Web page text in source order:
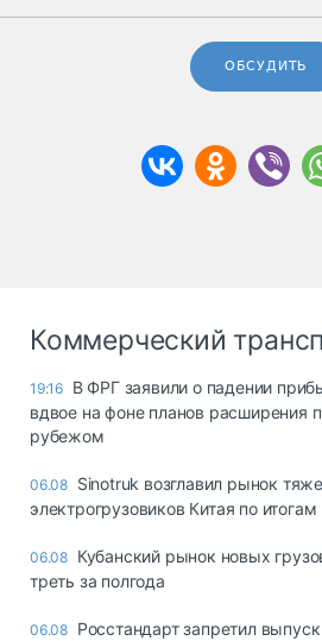
ОБСУДИТЬ
Коммерческий
19:16 В ФРГ заявили о падении
вдвое на фоне планов расширения
рубежом
06.08 Sinotruk возглавил рынок
электрогрузовиков Китая по
06.08 Кубанский рынок новых
треть за полгода
06.08 Росстандарт запретил